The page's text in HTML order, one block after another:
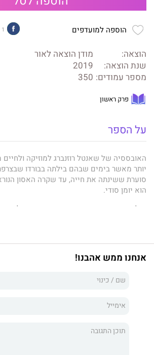
הוספה למועדפים 1
הוצאה:
מודן הוצאה לאור
שנת הוצאה:
2019
מספר עמודים: 350
פרק ראשון
על הספר
האובססיה של שאנטל רוזנברג למוזיקה
יותר מאשר בימים שבהם בילתה בבורדו
סוערת ששינתה את חייה, עד שקרה האסון
הוא יומן סודי.
פיליפ טיבידו השאיר מאחור את תשוקתו
בטירתו בין הכרמים, רדוף על ידי זיכרונות שלא
בחיים ודבר לא יעצור בעדה, גם כאשר עליה
פי ההנחיות שקיבלה, מותר לה לקרוא מדי יום
זה סיפור על מפגש מרתק בין שני אנשים מלאי
אנחנו ממש אהבנו!